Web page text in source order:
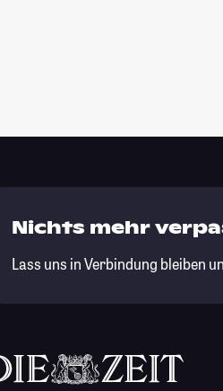
Nichts mehr
Lass uns in Verbindung bleiben